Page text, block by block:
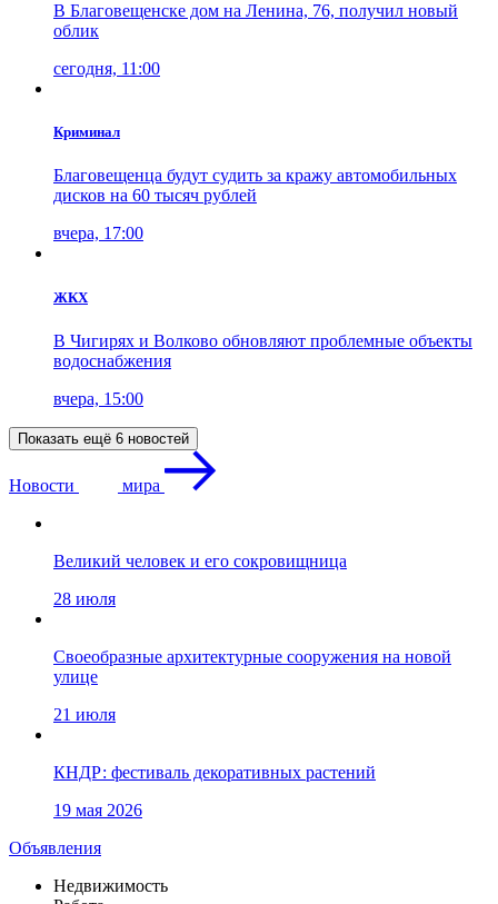
В Благовещенске дом на Ленина, 76, получил новый
облик
сегодня, 11:00
Криминал
Благовещенца будут судить за кражу автомобильных
дисков на 60 тысяч рублей
вчера, 17:00
ЖКХ
В Чигирях и Волково обновляют проблемные объекты
водоснабжения
вчера, 15:00
Показать ещё 6 новостей
Новости мира
Великий человек и его сокровищница
28 июля
Своеобразные архитектурные сооружения на новой
улице
21 июля
КНДР: фестиваль декоративных растений
19 мая 2026
Объявления
Недвижимость